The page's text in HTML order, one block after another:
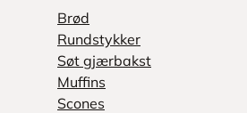
Brød
Rundstykker
Søt gjærbakst
Muffins
Scones